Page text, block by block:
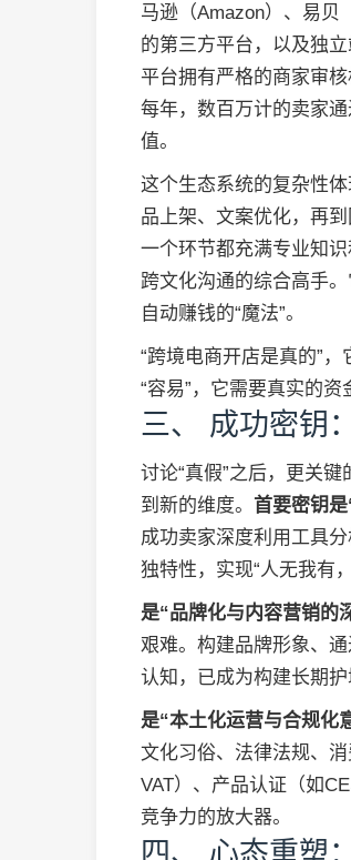
马逊（Amazon）、易贝
的第三方平台，以及独
平台拥有严格的商家审
每年，数百万计的卖家
值。
这个生态系统的复杂性
品上架、文案优化，再
一个环节都充满专业知
跨文化沟通的综合高手
自动赚钱的“魔法”。
“跨境电商开店是真的”
“容易”，它需要真实的
三、 成功密钥
讨论“真假”之后，更关
到新的维度。 首要密钥
成功卖家深度利用工具
独特性，实现“人无我有
是“品牌化与内容营销的
艰难。构建品牌形象、
认知，已成为构建长期
是“本土化运营与合规化
文化习俗、法律法规、
VAT）、产品认证（如
竞争力的放大器。
四、 心态重塑